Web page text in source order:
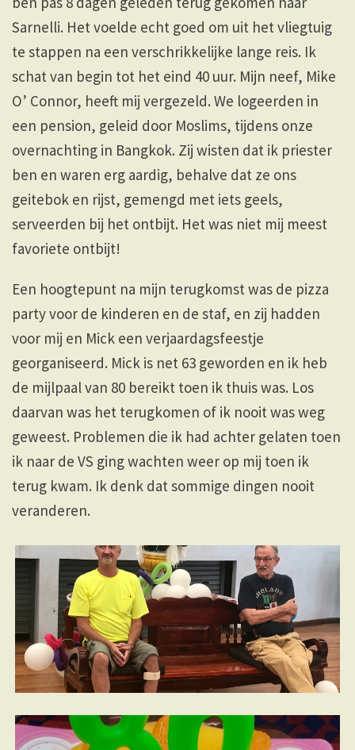
Sarnelli. Het voelde echt goed om uit het vliegtuig
te stappen na een verschrikkelijke lange reis. Ik
schat van begin tot het eind 40 uur. Mijn neef, Mike
O’ Connor, heeft mij vergezeld. We logeerden in
een pension, geleid door Moslims, tijdens onze
overnachting in Bangkok. Zij wisten dat ik priester
ben en waren erg aardig, behalve dat ze ons
geitebok en rijst, gemengd met iets geels,
serveerden bij het ontbijt. Het was niet mij meest
favoriete ontbijt!
Een hoogtepunt na mijn terugkomst was de pizza
party voor de kinderen en de staf, en zij hadden
voor mij en Mick een verjaardagsfeestje
georganiseerd. Mick is net 63 geworden en ik heb
de mijlpaal van 80 bereikt toen ik thuis was. Los
daarvan was het terugkomen of ik nooit was weg
geweest. Problemen die ik had achter gelaten toen
ik naar de VS ging wachten weer op mij toen ik
terug kwam. Ik denk dat sommige dingen nooit
veranderen.